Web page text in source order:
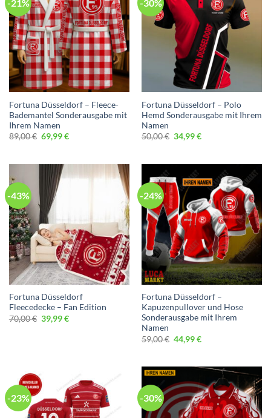
-21%
Fortuna Düsseldorf – Fleece-
Bademantel Sonderausgabe mit
Ihrem Namen
89,00€ Ursprünglicher
Preis
69,99€Aktueller
-30%
Fortuna Düsseldorf – Polo
Hemd Sonderausgabe mit Ihrem
Namen
50,00€ Ursprünglicher
Preis
34,99€Aktueller
-43%
Fortuna Düsseldorf
Fleecedecke – Fan Edition
70,00€ Ursprünglicher
Preis
39,99€Aktueller
-24%
Fortuna Düsseldorf –
Kapuzenpullover und Hose
Sonderausgabe mit Ihrem
Namen
59,00€ Ursprünglicher
Preis
44,99€Aktueller
-23% -30%